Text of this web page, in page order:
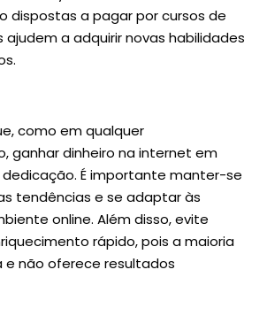
dispostas a pagar por cursos de
ajudem a adquirir novas habilidades
como em qualquer
ganhar dinheiro na internet em
É importante manter-se
tendências e se adaptar às
online. Além disso, evite
rápido, pois a maioria
e não oferece resultados